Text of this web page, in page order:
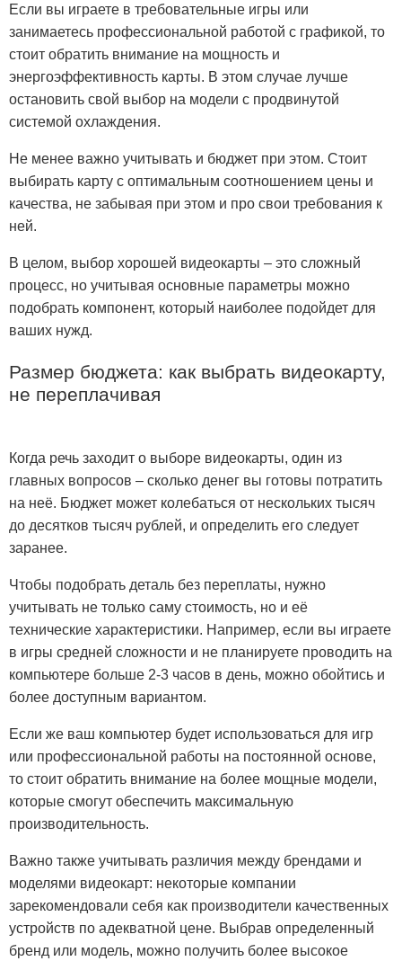
Если вы играете в требовательные игры или
занимаетесь профессиональной работой с графикой, то
стоит обратить внимание на мощность и
энергоэффективность карты. В этом случае лучше
остановить свой выбор на модели с продвинутой
системой охлаждения.
Не менее важно учитывать и бюджет при этом. Стоит
выбирать карту с оптимальным соотношением цены и
качества, не забывая при этом и про свои требования к
ней.
В целом, выбор хорошей видеокарты – это сложный
процесс, но учитывая основные параметры можно
подобрать компонент, который наиболее подойдет для
ваших нужд.
Размер бюджета: как выбрать видеокарту,
не переплачивая
Когда речь заходит о выборе видеокарты, один из
главных вопросов – сколько денег вы готовы потратить
на неё. Бюджет может колебаться от нескольких тысяч
до десятков тысяч рублей, и определить его следует
заранее.
Чтобы подобрать деталь без переплаты, нужно
учитывать не только саму стоимость, но и её
технические характеристики. Например, если вы играете
в игры средней сложности и не планируете проводить на
компьютере больше 2-3 часов в день, можно обойтись и
более доступным вариантом.
Если же ваш компьютер будет использоваться для игр
или профессиональной работы на постоянной основе,
то стоит обратить внимание на более мощные модели,
которые смогут обеспечить максимальную
производительность.
Важно также учитывать различия между брендами и
моделями видеокарт: некоторые компании
зарекомендовали себя как производители качественных
устройств по адекватной цене. Выбрав определенный
бренд или модель, можно получить более высокое